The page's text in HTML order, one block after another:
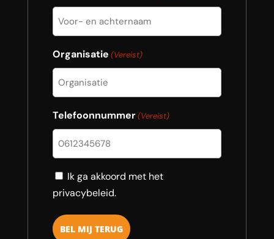
Organisatie (Vereist)
Telefoonnummer(Vereist)
Consent
Ik ga akkoord met het
privacybeleid.